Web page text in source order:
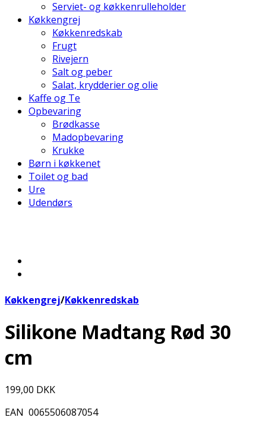
Serviet- og køkkenrulleholder
Køkkengrej
Køkkenredskab
Frugt
Rivejern
Salt og peber
Salat, krydderier og olie
Kaffe og Te
Opbevaring
Brødkasse
Madopbevaring
Krukke
Børn i køkkenet
Toilet og bad
Ure
Udendørs
Køkkengrej/Køkkenredskab
Silikone Madtang Rød 30
cm
199,00 DKK
EAN 0065506087054